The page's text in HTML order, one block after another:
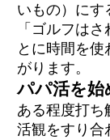
いもの）にす
「ゴルフは
とに時間を
がります。
パパ活を始
ある程度打ち
活観をすり合